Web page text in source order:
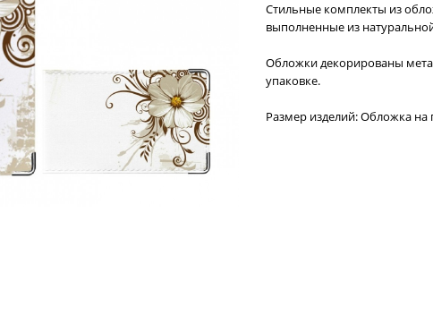
Стильные комплекты из
выполненные из
Обложки декорированы
упаковке.
Размер изделий: Обложка на